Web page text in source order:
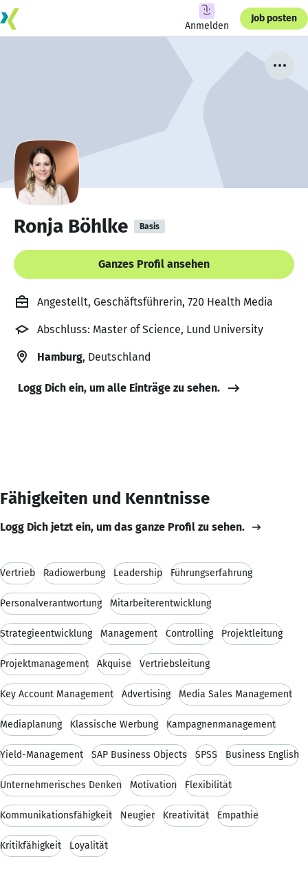
Anmelden
Job posten
Ronja Böhlke Basis
Ganzes Profil ansehen
Angestellt, Geschäftsführerin, 720 Health Media
Abschluss: Master of Science, Lund University
Hamburg, Deutschland
Logg Dich ein, um alle Einträge zu sehen.
Fähigkeiten und Kenntnisse
Logg Dich jetzt ein, um das ganze Profil zu sehen.
Vertrieb Radiowerbung Leadership Führungserfahrung
Personalverantwortung Mitarbeiterentwicklung
Strategieentwicklung Management Controlling Projektleitung
Projektmanagement Akquise Vertriebsleitung
Key Account Management Advertising Media Sales Management
Mediaplanung Klassische Werbung Kampagnenmanagement
Yield-Management SAP Business Objects SPSS Business English
Unternehmerisches Denken Motivation Flexibilität
Kommunikationsfähigkeit Neugier Kreativität Empathie
Kritikfähigkeit Loyalität